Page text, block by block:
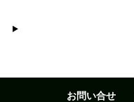
お問い合せ